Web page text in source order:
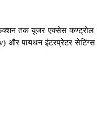
तक यूजर एक्सेस कण्ट्रोल
और पायथन इंटरप्रेटर